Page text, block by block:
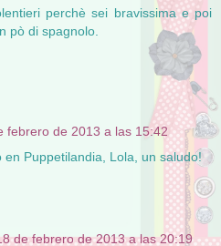
perchè sei bravissima e poi
pò di spagnolo.
febrero de 2013 a las 15:42
Puppetilandia, Lola, un saludo!
de febrero de 2013 a las 20:19